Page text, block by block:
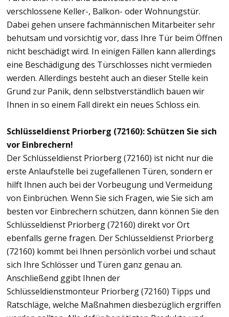
verschlossene Keller-, Balkon- oder Wohnungstür.
Dabei gehen unsere fachmännischen Mitarbeiter sehr
behutsam und vorsichtig vor, dass Ihre Tür beim Öffnen
nicht beschädigt wird. In einigen Fällen kann allerdings
eine Beschädigung des Türschlosses nicht vermieden
werden. Allerdings besteht auch an dieser Stelle kein
Grund zur Panik, denn selbstverständlich bauen wir
Ihnen in so einem Fall direkt ein neues Schloss ein.
Schlüsseldienst Priorberg (72160): Schützen Sie sich
vor Einbrechern!
Der Schlüsseldienst Priorberg (72160) ist nicht nur die
erste Anlaufstelle bei zugefallenen Türen, sondern er
hilft Ihnen auch bei der Vorbeugung und Vermeidung
von Einbrüchen. Wenn Sie sich Fragen, wie Sie sich am
besten vor Einbrechern schützen, dann können Sie den
Schlüsseldienst Priorberg (72160) direkt vor Ort
ebenfalls gerne fragen. Der Schlüsseldienst Priorberg
(72160) kommt bei Ihnen persönlich vorbei und schaut
sich Ihre Schlösser und Türen ganz genau an.
Anschließend ggibt Ihnen der
Schlüsseldienstmonteur Priorberg (72160) Tipps und
Ratschläge, welche Maßnahmen diesbezüglich ergriffen